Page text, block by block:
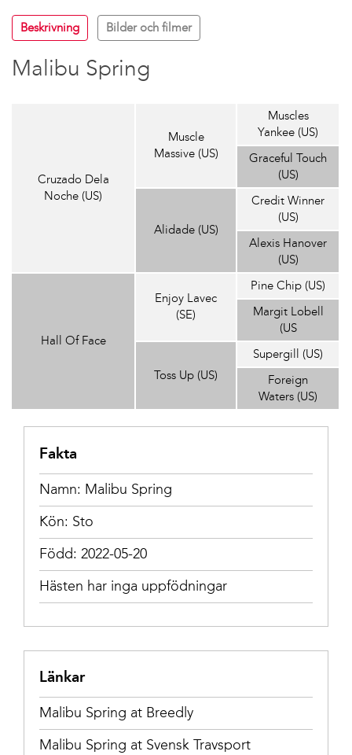
Beskrivning Bilder och filmer
Malibu Spring
Cruzado Dela
Noche (US)
Muscle
Massive (US)
Muscles
Yankee (US)
Graceful Touch
(US)
Alidade (US)
Credit Winner
(US)
Alexis Hanover
(US)
Hall Of Face
Enjoy Lavec
(SE)
Pine Chip (US)
Margit Lobell
(US
Toss Up (US)
Supergill (US)
Foreign
Waters (US)
Fakta
Namn: Malibu Spring
Kön: Sto
Född: 2022-05-20
Hästen har inga uppfödningar
Länkar
Malibu Spring at Breedly
Malibu Spring at Svensk Travsport